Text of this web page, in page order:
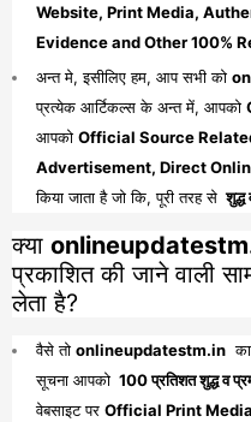
Website, Print Media,
Evidence and Other 100%
अन्त मे, इसीलिए हम, आप सभी को
प्रत्येक आर्टिकल्स के अन्त में, आपको
आपको Official Source
Advertisement, Direct
किया जाता है जो कि, पूरी तरह से
क्या
प्रकाशित की जाने वाली
लेता है?
वैसे तो onlineupdatestm.in
सूचना आपको 100 प्रतिशत शुद्ध व
वेबसाइट पर Official Print Media